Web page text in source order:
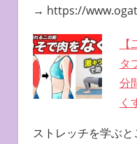
→ https://
タ
分
く
ストレッチを学ぶ